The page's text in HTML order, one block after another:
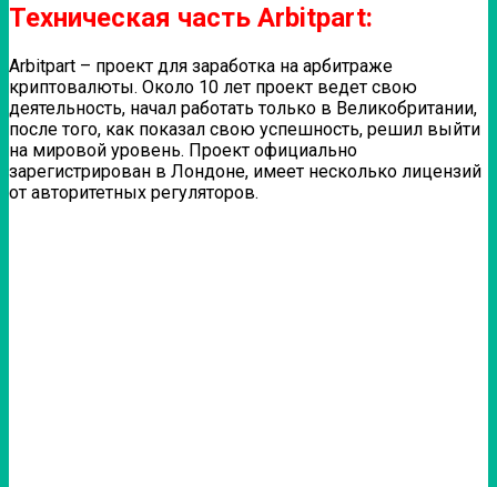
Техническая часть Arbitpart:
Arbitpart – проект для заработка на арбитраже
криптовалюты. Около 10 лет проект ведет свою
деятельность, начал работать только в Великобритании,
после того, как показал свою успешность, решил выйти
на мировой уровень. Проект официально
зарегистрирован в Лондоне, имеет несколько лицензий
от авторитетных регуляторов.